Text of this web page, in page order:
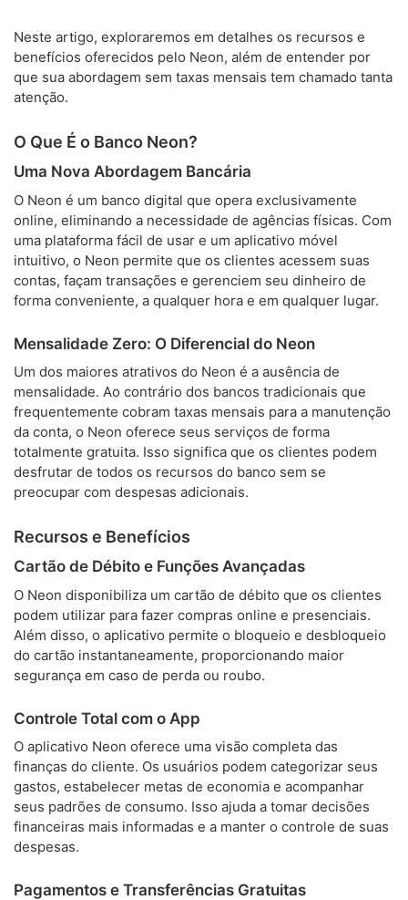
Neste artigo, exploraremos em detalhes os recursos e
benefícios oferecidos pelo Neon, além de entender por
que sua abordagem sem taxas mensais tem chamado tanta
atenção.
O Que É o Banco Neon?
Uma Nova Abordagem Bancária
O Neon é um banco digital que opera exclusivamente
online, eliminando a necessidade de agências físicas. Com
uma plataforma fácil de usar e um aplicativo móvel
intuitivo, o Neon permite que os clientes acessem suas
contas, façam transações e gerenciem seu dinheiro de
forma conveniente, a qualquer hora e em qualquer lugar.
Mensalidade Zero: O Diferencial do Neon
Um dos maiores atrativos do Neon é a ausência de
mensalidade. Ao contrário dos bancos tradicionais que
frequentemente cobram taxas mensais para a manutenção
da conta, o Neon oferece seus serviços de forma
totalmente gratuita. Isso significa que os clientes podem
desfrutar de todos os recursos do banco sem se
preocupar com despesas adicionais.
Recursos e Benefícios
Cartão de Débito e Funções Avançadas
O Neon disponibiliza um cartão de débito que os clientes
podem utilizar para fazer compras online e presenciais.
Além disso, o aplicativo permite o bloqueio e desbloqueio
do cartão instantaneamente, proporcionando maior
segurança em caso de perda ou roubo.
Controle Total com o App
O aplicativo Neon oferece uma visão completa das
finanças do cliente. Os usuários podem categorizar seus
gastos, estabelecer metas de economia e acompanhar
seus padrões de consumo. Isso ajuda a tomar decisões
financeiras mais informadas e a manter o controle de suas
despesas.
Pagamentos e Transferências Gratuitas